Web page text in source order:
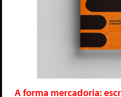
A forma mercadoria: